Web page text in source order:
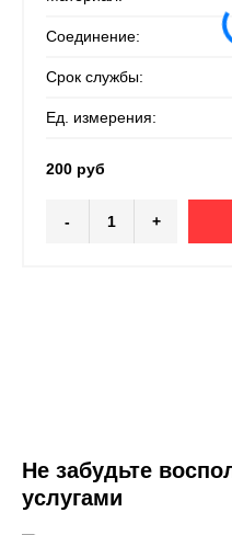
Соединение:
Срок службы:
Ед. измерения:
200 руб
- +
Не забудьте
услугами